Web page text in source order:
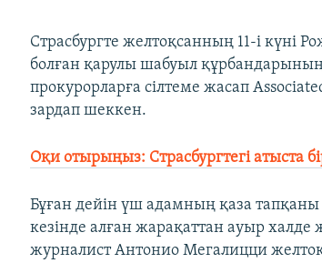
Страсбургте желтоқсанның 11-і күні
болған қарулы шабуыл
прокурорларға сілтеме жасап
зардап шеккен.
Оқи отырыңыз: Страсбургтегі атыста
Бұған дейін үш адамның қаза
кезінде алған жарақаттан ауыр
журналист Антонио Мегалицци